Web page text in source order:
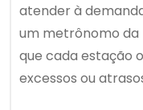
atender à
um metrônomo da
que cada estação
excessos ou